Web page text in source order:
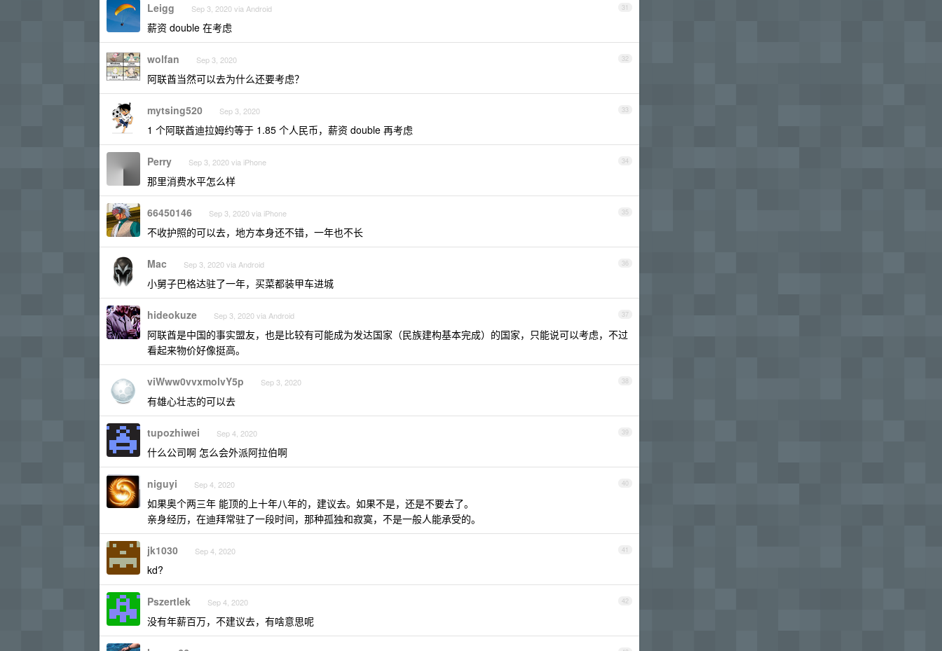
31
Leigg Sep 3, 2020 via Android
薪资 double 在考虑
32
wolfan Sep 3, 2020
阿联酋当然可以去为什么还要考虑？
33
mytsing520 Sep 3, 2020
1 个阿联酋迪拉姆约等于 1.85 个人民币，薪资 double 再考虑
34
Perry Sep 3, 2020 via iPhone
那里消费水平怎么样
35
66450146 Sep 3, 2020 via iPhone
不收护照的可以去，地方本身还不错，一年也不长
36
Mac Sep 3, 2020 via Android
小舅子巴格达驻了一年，买菜都装甲车进城
37
hideokuze Sep 3, 2020 via Android
阿联酋是中国的事实盟友，也是比较有可能成为发达国家（民族建构基本完成）的国家，只能说可以考虑，不过
看起来物价好像挺高。
38
viWww0vvxmolvY5p Sep 3, 2020
有雄心壮志的可以去
39
tupozhiwei Sep 4, 2020
什么公司啊 怎么会外派阿拉伯啊
40
niguyi Sep 4, 2020
如果奥个两三年 能顶的上十年八年的，建议去。如果不是，还是不要去了。
亲身经历，在迪拜常驻了一段时间，那种孤独和寂寞，不是一般人能承受的。
41
jk1030 Sep 4, 2020
kd?
42
Pszertlek Sep 4, 2020
没有年薪百万，不建议去，有啥意思呢